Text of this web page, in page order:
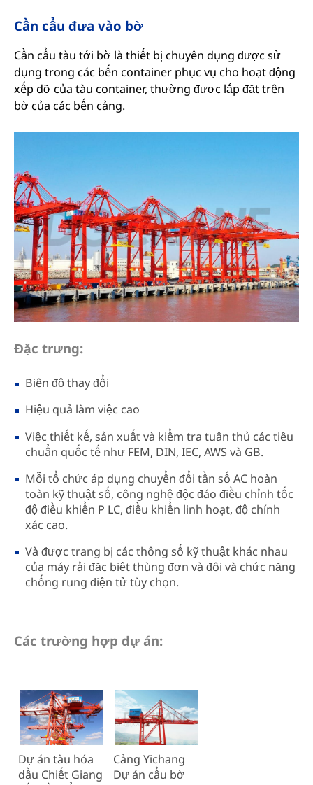
Cần cẩu đưa vào bờ
Cần cẩu tàu tới bờ là thiết bị chuyên dụng được sử
dụng trong các bến container phục vụ cho hoạt động
xếp dỡ của tàu container, thường được lắp đặt trên
bờ của các bến cảng.
Đặc trưng:
Biên độ thay đổi
Hiệu quả làm việc cao
Việc thiết kế, sản xuất và kiểm tra tuân thủ các tiêu
chuẩn quốc tế như FEM, DIN, IEC, AWS và GB.
Mỗi tổ chức áp dụng chuyển đổi tần số AC hoàn
toàn kỹ thuật số, công nghệ độc đáo điều chỉnh tốc
độ điều khiển P LC, điều khiển linh hoạt, độ chính
xác cao.
Và được trang bị các thông số kỹ thuật khác nhau
của máy rải đặc biệt thùng đơn và đôi và chức năng
chống rung điện tử tùy chọn.
Các trường hợp dự án:
Dự án tàu hóa
dầu Chiết Giang
Cảng Yichang
Dự án cẩu bờ